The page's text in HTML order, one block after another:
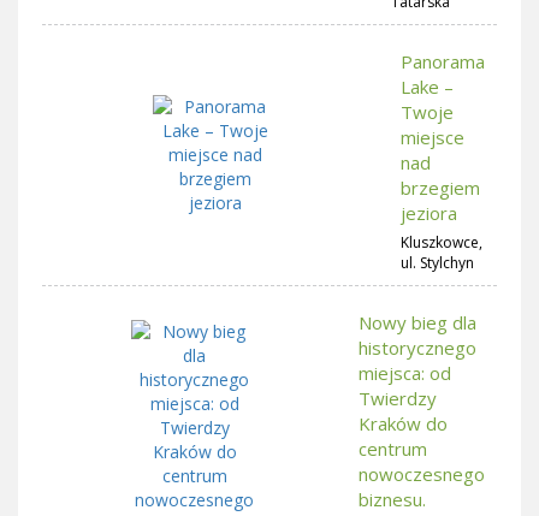
Panorama
Lake –
Twoje
miejsce
nad
brzegiem
jeziora
Kluszkowce,
ul. Stylchyn
Nowy bieg dla
historycznego
miejsca: od
Twierdzy
Kraków do
centrum
nowoczesnego
biznesu.